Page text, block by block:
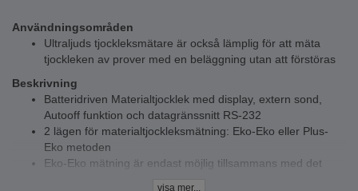
Användningsområden
Ultraljuds tjockleksmätare är också lämplig för att mäta
tjockleken av prover med en beläggning utan att förstöras
Beskrivning
Batteridriven Materialtjocklek med display, extern sond,
Autooff funktion och datagränssnitt RS-232
2 lägen för materialtjockleksmätning: Eko-Eko eller Plus-
Eko metoden
Eko-Eko mätning är endast möjlig tillsammans med det
visa mer...